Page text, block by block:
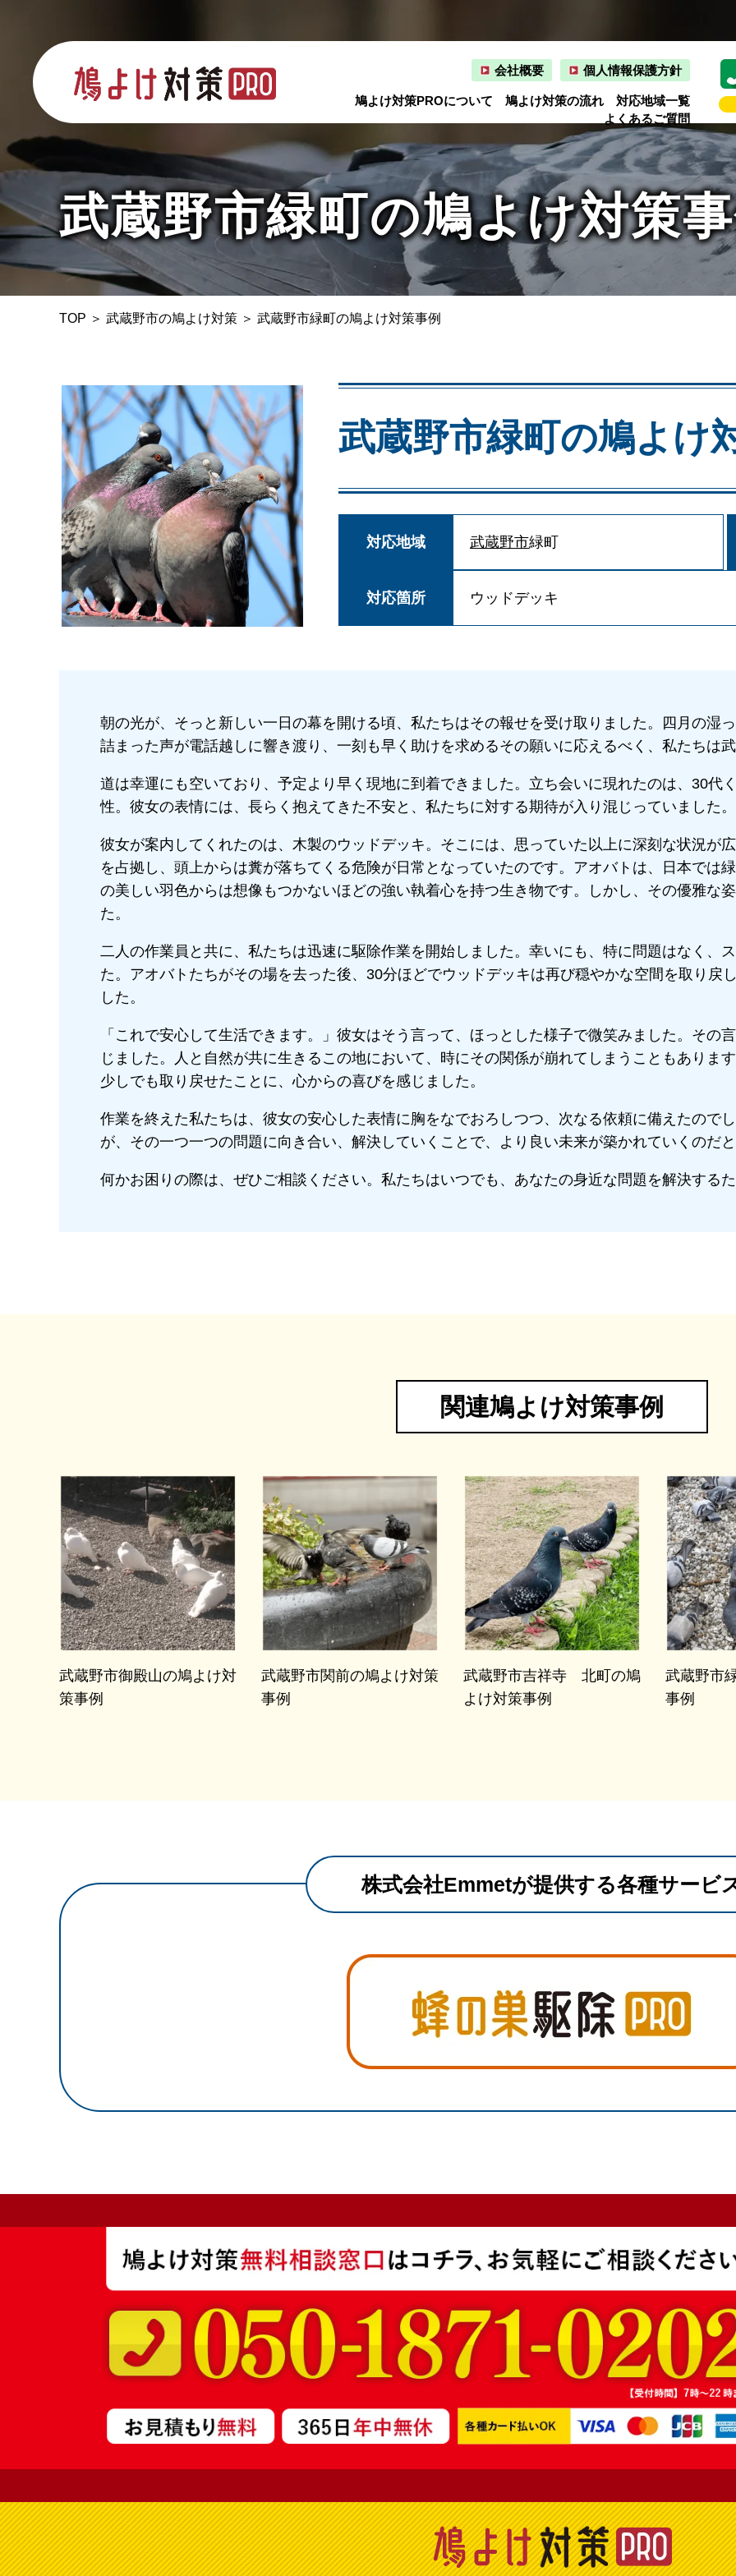
会社概要 個人情報保護方針
鳩よけ対策PROについて 鳩よけ対策の流れ
対応地域一覧
よくあるご質問
武蔵野市緑町の鳩よけ対策
TOP ＞ 武蔵野市の鳩よけ対策 ＞ 武蔵野市緑町の鳩よけ対策事例
武蔵野市緑町の鳩よけ
対応地域 武蔵野市緑町
対応箇所 ウッドデッキ
朝の光が、そっと新しい一日の幕を開ける頃、私たちはその報せを受け取りました。四月の湿
詰まった声が電話越しに響き渡り、一刻も早く助けを求めるその願いに応えるべく、私たちは
道は幸運にも空いており、予定より早く現地に到着できました。立ち会いに現れたのは、30代
性。彼女の表情には、長らく抱えてきた不安と、私たちに対する期待が入り混じっていました。
彼女が案内してくれたのは、木製のウッドデッキ。そこには、思っていた以上に深刻な状況が
を占拠し、頭上からは糞が落ちてくる危険が日常となっていたのです。アオバトは、日本では
の美しい羽色からは想像もつかないほどの強い執着心を持つ生き物です。しかし、その優雅な
た。
二人の作業員と共に、私たちは迅速に駆除作業を開始しました。幸いにも、特に問題はなく、
た。アオバトたちがその場を去った後、30分ほどでウッドデッキは再び穏やかな空間を取り戻
した。
「これで安心して生活できます。」彼女はそう言って、ほっとした様子で微笑みました。その
じました。人と自然が共に生きるこの地において、時にその関係が崩れてしまうこともありま
少しでも取り戻せたことに、心からの喜びを感じました。
作業を終えた私たちは、彼女の安心した表情に胸をなでおろしつつ、次なる依頼に備えたので
が、その一つ一つの問題に向き合い、解決していくことで、より良い未来が築かれていくのだ
何かお困りの際は、ぜひご相談ください。私たちはいつでも、あなたの身近な問題を解決する
関連鳩よけ対策事例
武蔵野市御殿山の鳩よけ対
策事例
武蔵野市関前の鳩よけ対策
事例
武蔵野市吉祥寺 北町の鳩
よけ対策事例
武蔵野市
事例
株式会社Emmetが提供する各種サービ